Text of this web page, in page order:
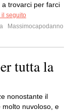
trovarci per farci
il seguito
Massimocapodanno
tutta la
nonostante il
nuvoloso, e